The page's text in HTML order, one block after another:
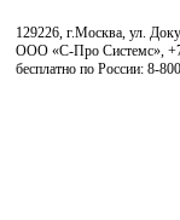
129226, г.Москва, ул.
ООО «С-Про Системс»,
бесплатно по России: 8-